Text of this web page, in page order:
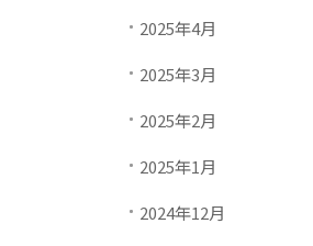
2025年4月
2025年3月
2025年2月
2025年1月
2024年12月